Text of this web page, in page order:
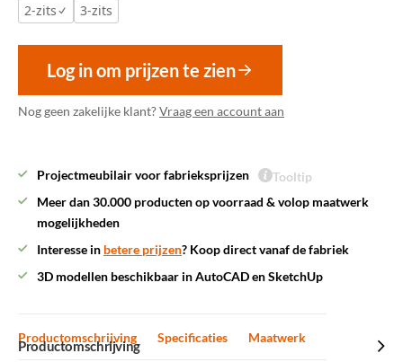
2-zits
3-zits
Log in om prijzen te zien
Nog geen zakelijke klant?Vraag een account aan
Projectmeubilair voor fabrieksprijzen
Tooltip
Meer dan 30.000 producten op voorraad & volop maatwerk
mogelijkheden
Interesse in betere prijzen? Koop direct vanaf de fabriek
3D modellen beschikbaar in AutoCAD en SketchUp
Productomschrijving Specificaties Maatwerk
Productomschrijving